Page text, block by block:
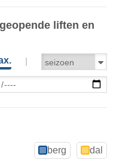
liften en
berg dal